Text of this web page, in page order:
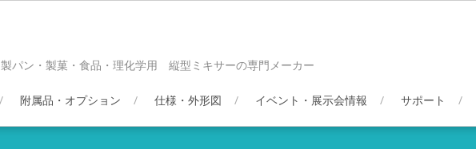
製パン・製菓・食品・理化学用 縦型ミキサーの専門メーカー
附属品・オプション 仕様・外形図 イベント・展示会情報 サポート